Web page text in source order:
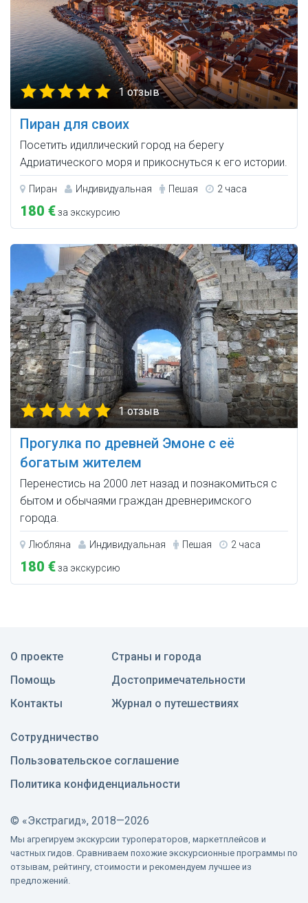
1 отзыв
Пиран для своих
Посетить идиллический город на берегу
Адриатического моря и прикоснуться к его истории.
Пиран Индивидуальная Пешая 2 часа
180 €за экскурсию
1 отзыв
Прогулка по древней Эмоне с её
богатым жителем
Перенестись на 2000 лет назад и познакомиться с
бытом и обычаями граждан древнеримского
города.
Любляна Индивидуальная Пешая 2 часа
180 €за экскурсию
О проекте
Помощь
Контакты
Страны и города
Достопримечательности
Журнал о путешествиях
Сотрудничество
Пользовательское соглашение
Политика конфиденциальности
© «Экстрагид», 2018—2026
Мы агрегируем экскурсии туроператоров, маркетплейсов и
частных гидов. Сравниваем похожие экскурсионные программы по
отзывам, рейтингу, стоимости и рекомендуем лучшее из
предложений.